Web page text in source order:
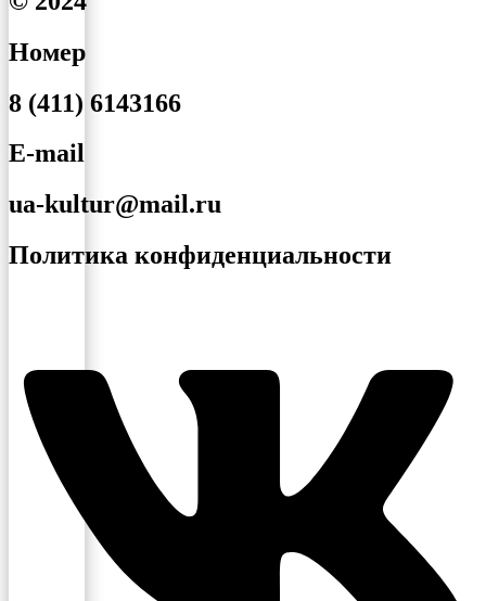
Номер
8 (411) 6143166
E-mail
ua-kultur@mail.ru
Политика конфиденциальности